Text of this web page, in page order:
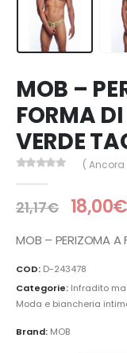
MOB –
FORMA
VERDE
(
21,17€ 18,00€
MOB – PERIZOMA A
COD: D-243478
Categorie: Infradito
Moda e biancheria
Brand: MOB